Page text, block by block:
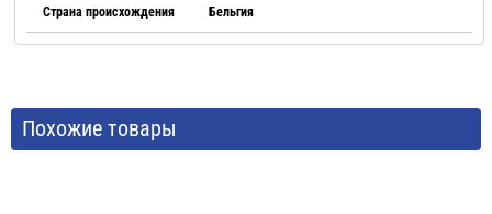
Страна происхождения Бельгия
Похожие товары